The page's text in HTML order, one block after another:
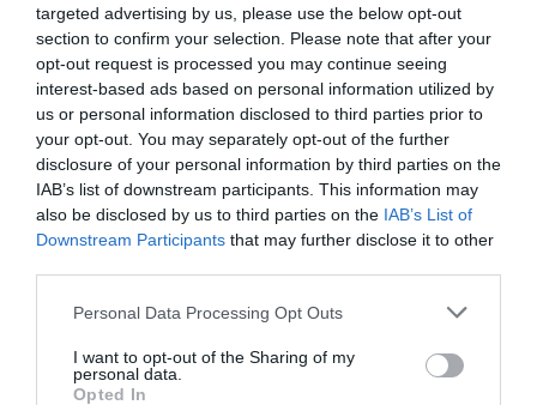
targeted advertising by us, please use the below opt-out
section to confirm your selection. Please note that after your
opt-out request is processed you may continue seeing
interest-based ads based on personal information utilized by
us or personal information disclosed to third parties prior to
your opt-out. You may separately opt-out of the further
disclosure of your personal information by third parties on the
IAB’s list of downstream participants. This information may
also be disclosed by us to third parties on the IAB’s List of
Downstream Participants that may further disclose it to other
Personal Data Processing Opt Outs
I want to opt-out of the Sharing of my
personal data.
Opted In